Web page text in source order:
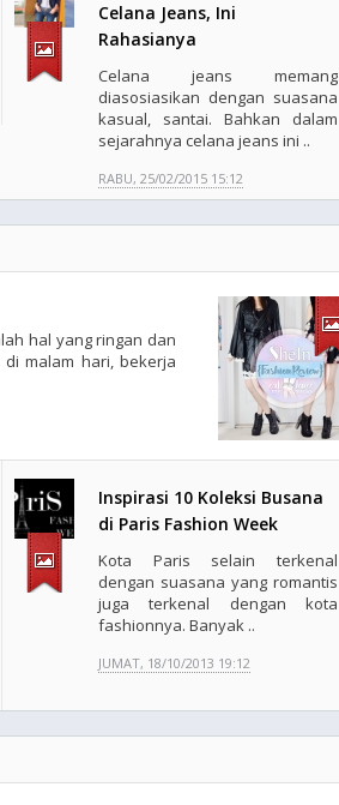
Celana Jeans, Ini
Rahasianya
Celana jeans memang
diasosiasikan dengan suasana
kasual, santai. Bahkan dalam
sejarahnya celana jeans ini ..
RABU, 25/02/2015 15:12
hal yang ringan dan
malam hari, bekerja
Inspirasi 10 Koleksi Busana
di Paris Fashion Week
Kota Paris selain terkenal
dengan suasana yang romantis
juga terkenal dengan kota
fashionnya. Banyak ..
JUMAT, 18/10/2013 19:12